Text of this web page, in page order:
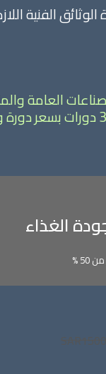
الفنية
العامة
الغذاء
%
1500